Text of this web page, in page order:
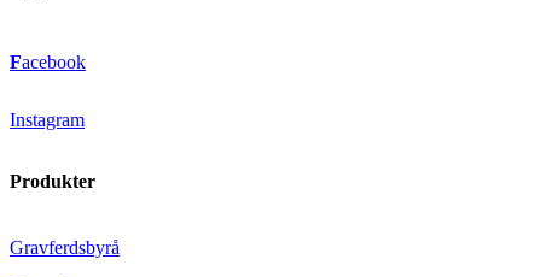
Facebook
Instagram
Produkter
Gravferdsbyrå